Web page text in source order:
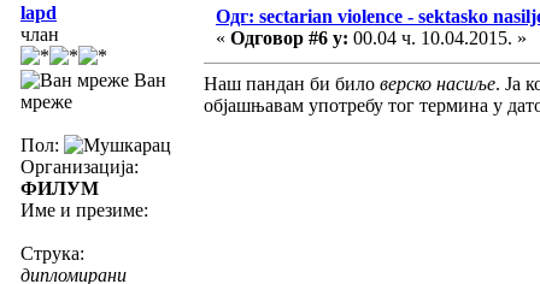
lapd
члан
Ван
мреже
Пол:
Организација:
ФИЛУМ
Име и презиме:
Струка:
дипломирани
Одг: sectarian violence - sektasko
« Одговор #6 у: 00.04 ч. 10.04.2015. »
Наш пандан би било верско насиље. Ја
објашњавам употребу тог термина у